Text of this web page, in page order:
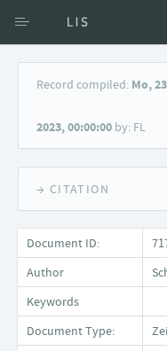
Access via Author
Keyword Search
Record compiled: Mo,
2023, 00:00:00 by: FL
→ CITATION
Document ID:
Author
Keywords
Document Type: